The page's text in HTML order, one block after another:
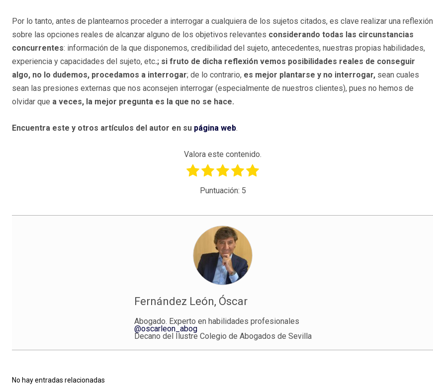
Por lo tanto, antes de plantearnos proceder a interrogar a cualquiera de los sujetos citados, es clave realizar una reflexión
sobre las opciones reales de alcanzar alguno de los objetivos relevantes considerando todas las circunstancias
concurrentes: información de la que disponemos, credibilidad del sujeto, antecedentes, nuestras propias habilidades,
experiencia y capacidades del sujeto, etc.; si fruto de dicha reflexión vemos posibilidades reales de conseguir
algo, no lo dudemos, procedamos a interrogar; de lo contrario, es mejor plantarse y no interrogar, sean cuales
sean las presiones externas que nos aconsejen interrogar (especialmente de nuestros clientes), pues no hemos de
olvidar que a veces, la mejor pregunta es la que no se hace.
Encuentra este y otros artículos del autor en su página web.
Valora este contenido.
Puntuación: 5
Fernández León, Óscar
Abogado. Experto en habilidades profesionales
@oscarleon_abog
Decano del Ilustre Colegio de Abogados de Sevilla
No hay entradas relacionadas